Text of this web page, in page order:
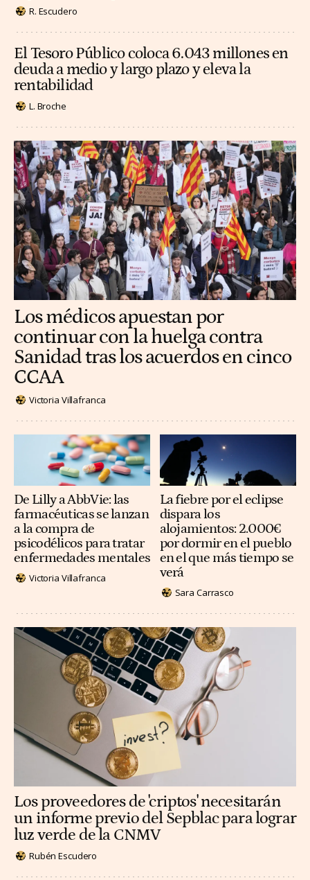
R. Escudero
El Tesoro Público coloca 6.043 millones en
deuda a medio y largo plazo y eleva la
rentabilidad
L. Broche
Los médicos apuestan por
continuar con la huelga contra
Sanidad tras los acuerdos en cinco
CCAA
Victoria Villafranca
De Lilly a AbbVie: las
farmacéuticas se lanzan
a la compra de
psicodélicos para tratar
enfermedades mentales
Victoria Villafranca
La fiebre por el eclipse
dispara los
alojamientos: 2.000€
por dormir en el pueblo
en el que más tiempo se
verá
Sara Carrasco
Los proveedores de 'criptos' necesitarán
un informe previo del Sepblac para lograr
luz verde de la CNMV
Rubén Escudero